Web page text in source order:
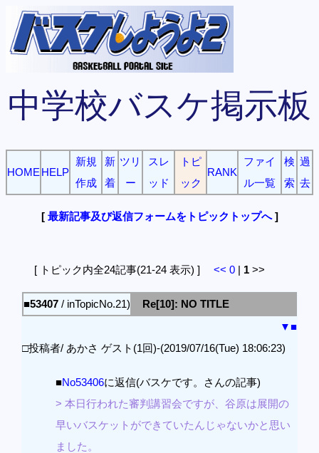
中学校バスケ掲示板
HOME HELP
新規
作成
新
着
ツリ
ー
スレ
ッド
トピ
ック
RANK
ファイ
ル一覧
検
索
過
去
[ 最新記事及び返信フォームをトピックトップへ]
[ トピック内全24記事(21-24 表示) ] << 0 | 1 >>
■53407 / inTopicNo.21)
Re[10]: NO TITLE
▼■
□投稿者/ あかさ ゲスト(1回)-(2019/07/16(Tue) 18:06:23)
■No53406に返信(バスケです。さんの記事)
> 本日行われた審判講習会ですが、谷原は展開の
早いバスケットができていたんじゃないかと思い
ました。